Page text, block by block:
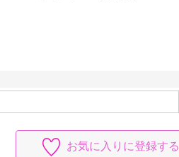
お気に入りに登録する